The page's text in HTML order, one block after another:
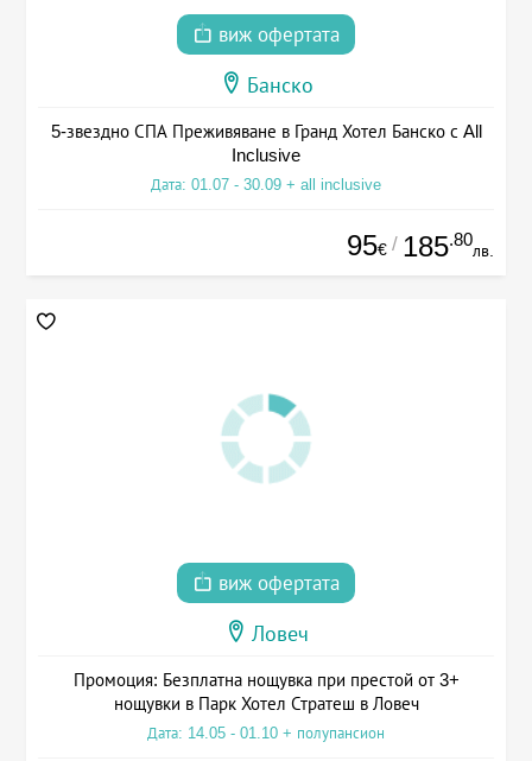
виж офертата
Банско
5-звездно СПА Преживяване в Гранд Хотел Банско с All
Inclusive
Дата: 01.07 - 30.09 + all inclusive
95€ / 185.80
лв.
виж офертата
Ловеч
Промоция: Безплатна нощувка при престой от 3+
нощувки в Парк Хотел Стратеш в Ловеч
Дата: 14.05 - 01.10 + полупансион